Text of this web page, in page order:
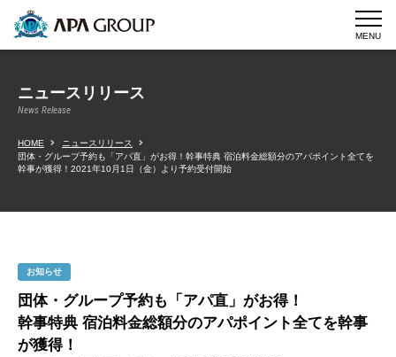
MENU
ニュースリリース
News Release
HOME
ニュースリリース
団体・グループ予約も「アパ直」がお得！幹事特典 宿泊料金総額分のアパポイント全てを
幹事が獲得！2021年10月1日（金）より予約受付開始
お知らせ
団体・グループ予約も「アパ直」がお得！
幹事特典 宿泊料金総額分のアパポイント全てを幹事
が獲得！